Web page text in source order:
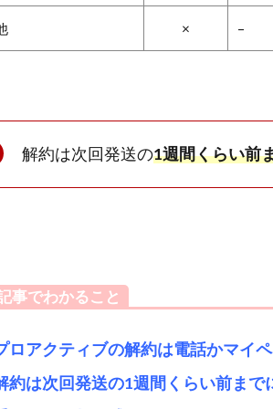
× –
解約は次回発送の1週間くらい前
事でわかること
ロアクティブの解約は電話かマイ
約は次回発送の1週間くらい前まで